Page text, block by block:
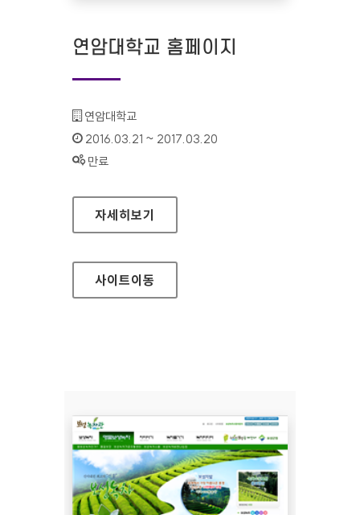
연암대학교 홈페이지
기관명 :
연암대학교
인증기간 :
2016.03.21 ~ 2017.03.20
상태 :
만료
연암대학교 홈페이지
자세히보기
사이트이동